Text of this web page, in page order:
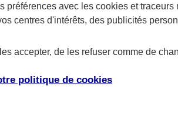
à Internet.
aux enfants mais ne permettent pas
contrôle parental.
préférences avec les cookies et traceurs
centres d'intérêts, des publicités
accepter, de les refuser comme de
politique de cookies